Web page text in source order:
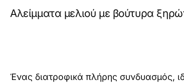
Αλείμματα μελιού με βούτυρα
Ένας διατροφικά πλήρης συνδυασμός,